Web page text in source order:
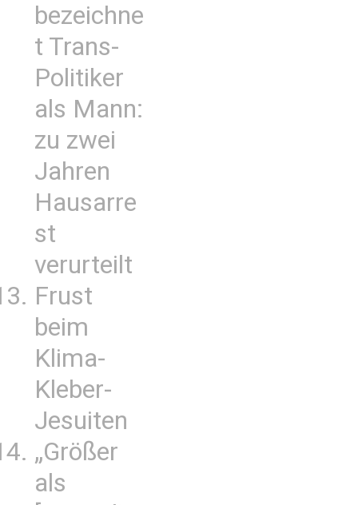
bezeichne
t Trans-
Politiker
als Mann:
zu zwei
Jahren
Hausarre
st
verurteilt
Frust
beim
Klima-
Kleber-
Jesuiten
„Größer
als